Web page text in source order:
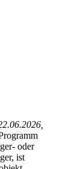
oder
ist